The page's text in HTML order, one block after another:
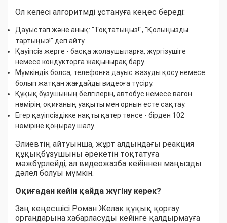
Ол келесі алгоритмді ұстануға кеңес береді:
Дауыстап және анық: "Тоқтатыңыз!", "Қолыңызды
тартыңыз!" деп айту.
Қауіпсіз жерге - басқа жолаушыларға, жүргізушіге
немесе кондукторға жақынырақ бару.
Мүмкіндік болса, телефонға дауыс жазуды қосу немесе
болып жатқан жағдайды видеоға түсіру.
Құқық бұзушының белгілерін, автобус немесе вагон
нөмірін, оқиғаның уақыты мен орнын есте сақтау.
Егер қауіпсіздікке нақты қатер төнсе - бірден 102
нөміріне қоңырау шалу.
Әлиевтің айтуынша, жұрт алдындағы реакция
құқықбұзушыны әрекетін тоқтатуға
мәжбүрлейді, ал видеожазба кейіннен маңызды
дәлел болуы мүмкін.
Оқиғадан кейін қайда жүгіну керек?
Заң кеңесшісі Роман Желак құқық қорғау
органдарына хабарласуды кейінге қалдырмауға